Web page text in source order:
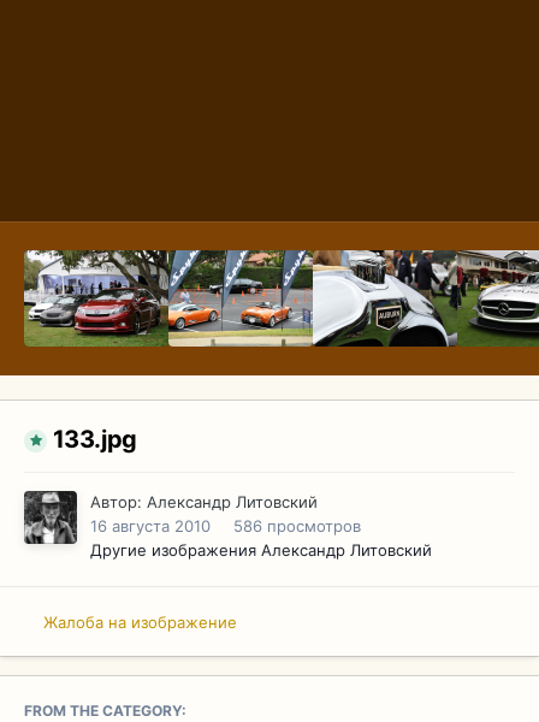
133.jpg
Автор: Александр Литовский
16 августа 2010
586 просмотров
Другие изображения Александр Литовский
Жалоба на изображение
FROM THE CATEGORY: